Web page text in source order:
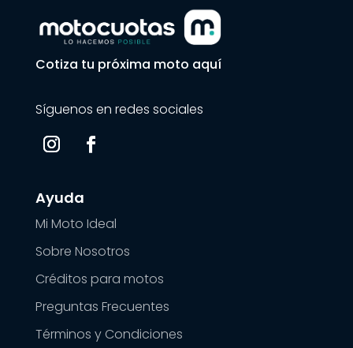
Cotiza tu próxima moto aquí
Síguenos en redes sociales
Ayuda
Mi Moto Ideal
Sobre Nosotros
Créditos para motos
Preguntas Frecuentes
Términos y Condiciones